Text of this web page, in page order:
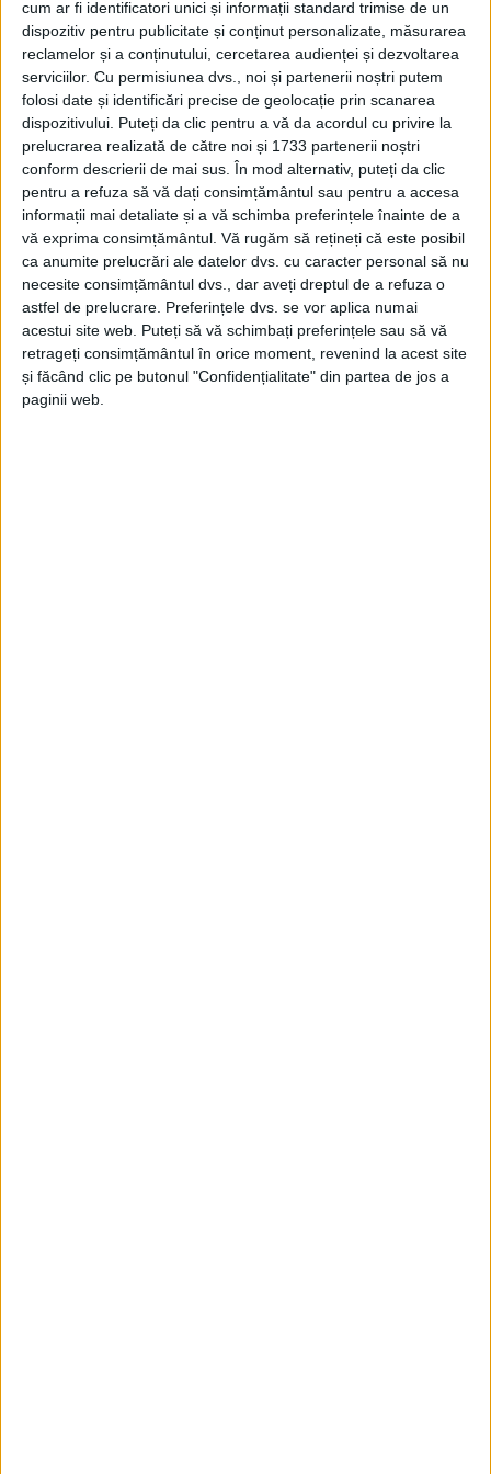
cum ar fi identificatori unici și informații standard trimise de un
dispozitiv pentru publicitate și conținut personalizate, măsurarea
reclamelor și a conținutului, cercetarea audienței și dezvoltarea
serviciilor. Cu permisiunea dvs., noi și partenerii noștri putem
folosi date și identificări precise de geolocație prin scanarea
dispozitivului. Puteți da clic pentru a vă da acordul cu privire la
prelucrarea realizată de către noi și 1733 partenerii noștri
conform descrierii de mai sus. În mod alternativ, puteți da clic
pentru a refuza să vă dați consimțământul sau pentru a accesa
informații mai detaliate și a vă schimba preferințele înainte de a
vă exprima consimțământul. Vă rugăm să rețineți că este posibil
ca anumite prelucrări ale datelor dvs. cu caracter personal să nu
necesite consimțământul dvs., dar aveți dreptul de a refuza o
astfel de prelucrare. Preferințele dvs. se vor aplica numai
acestui site web. Puteți să vă schimbați preferințele sau să vă
retrageți consimțământul în orice moment, revenind la acest site
și făcând clic pe butonul "Confidențialitate" din partea de jos a
paginii web.
principală a fost monitorizarea prețurilor și a calității
produselor și serviciilor, cu accent pe protejarea
drepturilor consumatorilor vîrstnici.
În cadrul discuțiilor au fost prezentate recomandări
pentru cumpărăturile online. Reprezentanții
Protecției Consumatorilor au atras atenția asupra
importanței verificării identității comerciantului, citirii
politicii de retur și a condițiilor de garanție, precum
și asupra riscurilor achizițiilor de pe site-uri din afara
Uniunii Europene, unde returnarea produselor sau
recuperarea banilor poate fi mult mai dificilă.
Totodată, membrii comitetului au semnalat
probleme precum produsele comandate online care